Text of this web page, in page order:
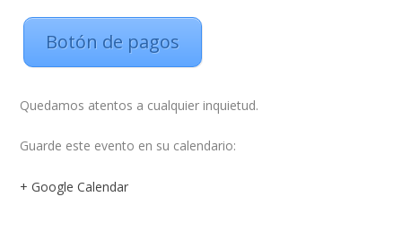
Botón de pagos
Quedamos atentos a cualquier inquietud.
Guarde este evento en su calendario:
+ Google Calendar